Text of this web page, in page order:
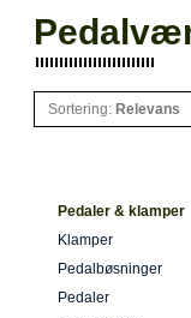
Sortering: Relevans
Pedaler & klamper
Klamper
Pedalbøsninger
Pedaler